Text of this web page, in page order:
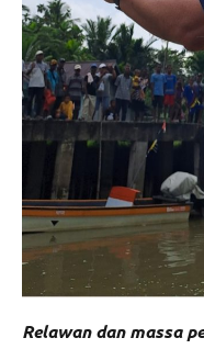
Relawan dan massa